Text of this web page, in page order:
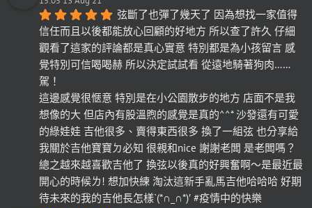
弦斷了也彈了幾天了 因為想找一家值得
信任而且以後都能放心回顧的好地方 所以查了許久 仔細
觀看了這家的評論都是真心實意 特別都是為小孩留言 感
覺特別可信喝喝赫 所以決定試試看 從遠地騎著狗肉……
駕！
這邊感覺很愜意 特別是在小公園散步的地方 店面不是我
想像的大 但店內有股溫煦的感覺是真的^^* 沙發還有可愛
的綠娃娃 吉他很多、賣得東西很多 換了一組弦 也分享給
我關於吉他寶寶ㄉ必知 很親和nice 謝謝老闆 是老闆嗎？
總之越來越喜歡吉他了 換弦以後真的好興奮啊～是最近最
開心的時候ㄌ! 想加快練 淘汰這新手亂馬吉他哈哈哈 好期
待未來的我的吉他長怎樣`(*∩_∩*)′ #疫情中的快樂